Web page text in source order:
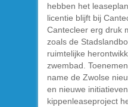
hebben het
licentie blijft bij
Cantecleer erg druk
zoals de
ruimtelijke
zwembad.
name de Zwolse
en nieuwe
kippenleaseproject